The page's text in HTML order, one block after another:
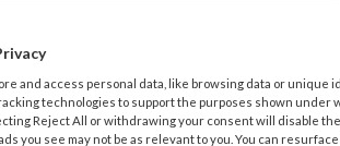
and access personal data, like browsing data or unique
technologies to support the purposes shown under
Reject All or withdrawing your consent will disable
you see may not be as relevant to you. You can